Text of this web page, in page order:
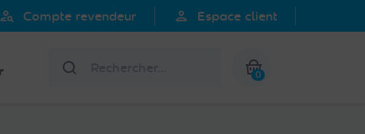
person_search Compte revendeur person Espace client
0